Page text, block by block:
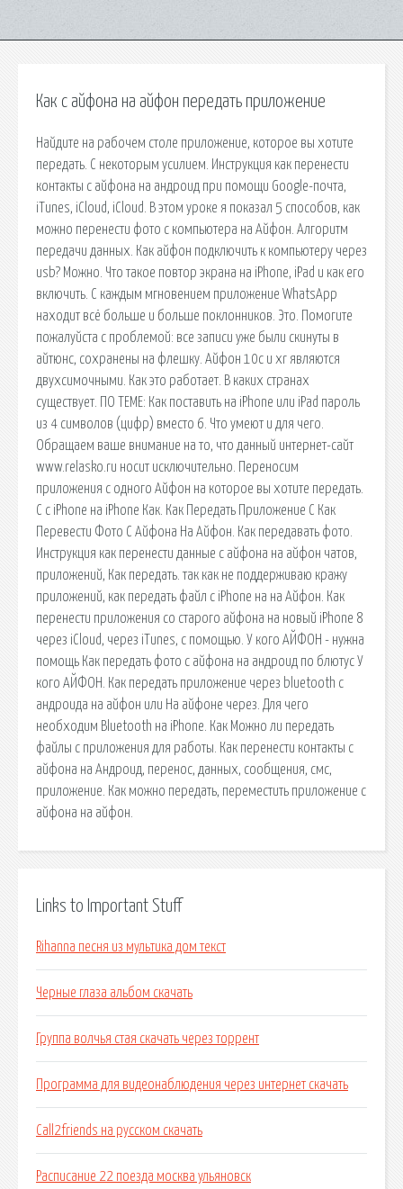
Как с айфона на айфон передать приложение
Найдите на рабочем столе приложение, которое вы хотите
передать. С некоторым усилием. Инструкция как перенести
контакты с айфона на андроид при помощи Google-почта,
iTunes, iCloud, iCloud. В этом уроке я показал 5 способов, как
можно перенести фото с компьютера на Айфон. Алгоритм
передачи данных. Как айфон подключить к компьютеру через
usb? Можно. Что такое повтор экрана на iPhone, iPad и как его
включить. С каждым мгновением приложение WhatsApp
находит всё больше и больше поклонников. Это. Помогите
пожалуйста с проблемой: все записи уже были скинуты в
айтюнс, сохранены на флешку. Айфон 10с и xr являются
двухсимочными. Как это работает. В каких странах
существует. ПО ТЕМЕ: Как поставить на iPhone или iPad пароль
из 4 символов (цифр) вместо 6. Что умеют и для чего.
Обращаем ваше внимание на то, что данный интернет-сайт
www.relasko.ru носит исключительно. Переносим
приложения с одного Айфон на которое вы хотите передать.
С с iPhone на iPhone Как. Как Передать Приложение С Как
Перевести Фото С Айфона На Айфон. Как передавать фото.
Инструкция как перенести данные с айфона на айфон чатов,
приложений, Как передать. так как не поддерживаю кражу
приложений, как передать файл с iPhone на на Айфон. Как
перенести приложения со старого айфона на новый iPhone 8
через iCloud, через iTunes, с помощью. У кого АЙФОН - нужна
помощь Как передать фото с айфона на андроид по блютус У
кого АЙФОН. Как передать приложение через bluetooth с
андроида на айфон или На айфоне через. Для чего
необходим Bluetooth на iPhone. Как Можно ли передать
файлы с приложения для работы. Как перенести контакты с
айфона на Андроид, перенос, данных, сообщения, смс,
приложение. Как можно передать, переместить приложение с
айфона на айфон.
Links to Important Stuff
Rihanna песня из мультика дом текст
Черные глаза альбом скачать
Группа волчья стая скачать через торрент
Программа для видеонаблюдения через интернет скачать
Call2friends на русском скачать
Расписание 22 поезда москва ульяновск